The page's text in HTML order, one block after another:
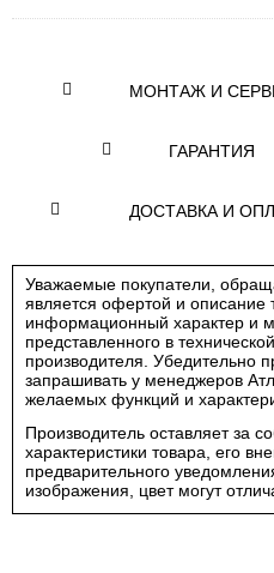
МОНТАЖ И
ГАРАНТИЯ
ДОСТАВКА И
Уважаемые покупатели,
является офертой и описание
информационный характер и
представленного в
производителя. Убедительно
запрашивать у менеджеров
желаемых функций и
Производитель оставляет за
характеристики товара, его
предварительного
изображения, цвет могут